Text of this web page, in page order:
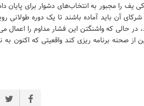
یف را مجبور به انتخاب‌های دشوار برای پایان
آن باید آماده باشند تا یک دوره طولانی
حالی که واشنگتن این فشار مداوم را اعمال
از صحنه برنامه ریزی کند واقعیتی که اکنون